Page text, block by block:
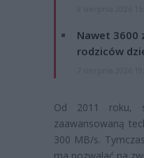
Nawet 3600
rodziców
Od 2011 roku,
zaawansowaną
300 MB/s.
ma pozwalać na